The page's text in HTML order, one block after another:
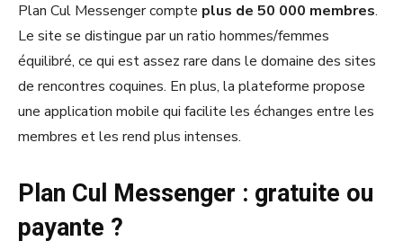
Plan Cul Messenger compte plus de 50 000 membres.
Le site se distingue par un ratio hommes/femmes
équilibré, ce qui est assez rare dans le domaine des sites
de rencontres coquines. En plus, la plateforme propose
une application mobile qui facilite les échanges entre les
membres et les rend plus intenses.
Plan Cul Messenger : gratuite ou
payante ?